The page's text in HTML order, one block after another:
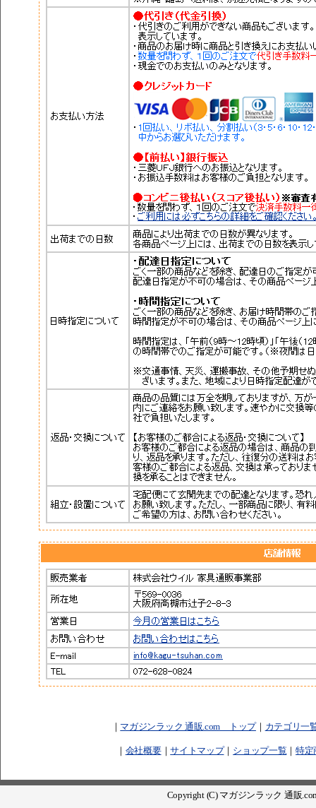
｜ マガジンラック 通販.com トップ｜ カテゴリ一
｜ 会社概要｜サイトマップ｜ ショップ一覧 ｜特定
Copyright (C) マガジンラック 通販